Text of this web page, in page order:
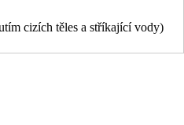
cizích těles a stříkající vody)